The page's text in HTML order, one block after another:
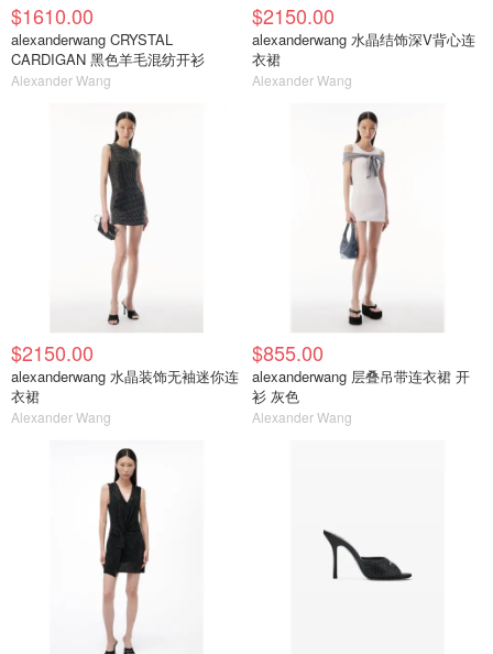
$1610.00
alexanderwang CRYSTAL
CARDIGAN 黑色羊毛混纺开衫
Alexander Wang
$2150.00
alexanderwang 水晶结饰深V背心连
衣裙
Alexander Wang
$2150.00
alexanderwang 水晶装饰无袖迷你连
衣裙
Alexander Wang
$855.00
alexanderwang 层叠吊带连衣裙 开
衫 灰色
Alexander Wang